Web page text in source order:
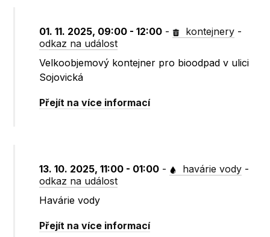
01. 11. 2025, 09:00 - 12:00 - kontejnery -
odkaz na událost
Velkoobjemový kontejner pro bioodpad v ulici
Sojovická
Přejít na více informací
13. 10. 2025, 11:00 - 01:00 - havárie vody -
odkaz na událost
Havárie vody
Přejít na více informací